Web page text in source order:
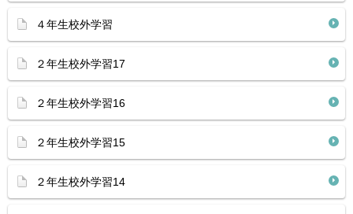
４年生校外学習
２年生校外学習17
２年生校外学習16
２年生校外学習15
２年生校外学習14